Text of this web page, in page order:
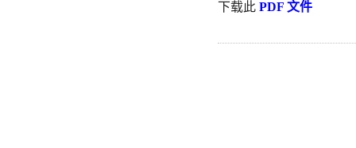
下载此 PDF 文件